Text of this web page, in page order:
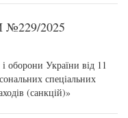
2025
оборони України від 11
спеціальних
(санкцій)»